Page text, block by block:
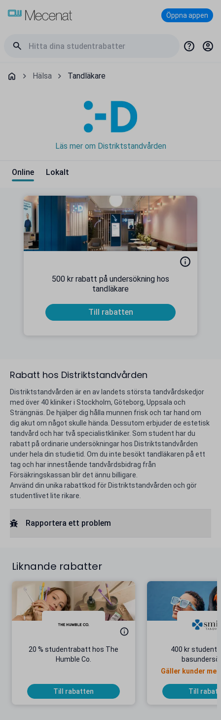
Öppna appen
Hälsa Tandläkare
Läs mer om Distriktstandvården
Online Lokalt
500 kr rabatt på undersökning hos
tandläkare
Till rabatten
Rabatt hos Distriktstandvården
Distriktstandvården är en av landets största tandvårdskedjor
med över 40 kliniker i Stockholm, Göteborg, Uppsala och
Strängnäs. De hjälper dig hålla munnen frisk och tar hand om
dig akut om något skulle hända. Dessutom erbjuder de estetisk
tandvård och har två specialistkliniker. Som student har du
rabatt på ordinarie undersökningar hos Distriktstandvården
under hela din studietid. Om du inte besökt tandläkaren på ett
tag och har innestående tandvårdsbidrag från
Försäkringskassan blir det ännu billigare.
Använd din unika rabattkod för Distriktstandvården och gör
studentlivet lite rikare.
Rapportera ett problem
Liknande rabatter
20 % studentrabatt hos The
Humble Co.
Till rabatten
400 kr
Gäller kunder
Till